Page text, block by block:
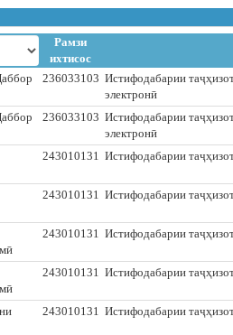
Рамзи
ихтисос
236033103 Истифодабарии
электронӣ
236033103 Истифодабарии
электронӣ
243010131 Истифодабарии
243010131 Истифодабарии
243010131 Истифодабарии
243010131 Истифодабарии
243010131 Истифодабарии